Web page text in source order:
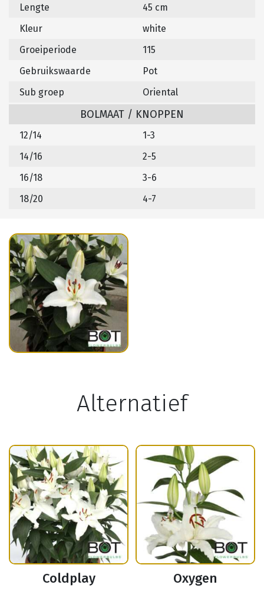
Lengte
45 cm
Kleur
white
Groeiperiode
115
Gebruikswaarde
Pot
Sub groep
Oriental
BOLMAAT / KNOPPEN
12/14
1-3
14/16
2-5
16/18
3-6
18/20
4-7
Alternatief
Coldplay Oxygen